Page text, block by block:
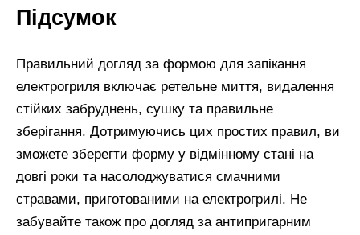
Підсумок
Правильний догляд за формою для запікання
електрогриля включає ретельне миття, видалення
стійких забруднень, сушку та правильне
зберігання. Дотримуючись цих простих правил, ви
зможете зберегти форму у відмінному стані на
довгі роки та насолоджуватися смачними
стравами, приготованими на електрогрилі. Не
забувайте також про догляд за антипригарним